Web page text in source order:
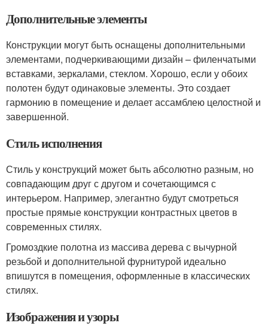
Дополнительные элементы
Конструкции могут быть оснащены дополнительными
элементами, подчеркивающими дизайн – филенчатыми
вставками, зеркалами, стеклом. Хорошо, если у обоих
полотен будут одинаковые элементы. Это создает
гармонию в помещение и делает ассамблею целостной и
завершенной.
Стиль исполнения
Стиль у конструкций может быть абсолютно разным, но
совпадающим друг с другом и сочетающимся с
интерьером. Например, элегантно будут смотреться
простые прямые конструкции контрастных цветов в
современных стилях.
Громоздкие полотна из массива дерева с вычурной
резьбой и дополнительной фурнитурой идеально
впишутся в помещения, оформленные в классических
стилях.
Изображения и узоры